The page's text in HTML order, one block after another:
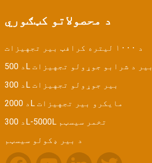
د محصولاتو کټګوري
د ۱۰۰۰ لیتره کرافټ بیر تجهیزات
د 500L بیر د شرابو جوړولو تجهیزات
د 300L بیر جوړولو تجهیزات
د 2000L مایکرو بیر تجهیزات
د 300L-5000L تخمر سیسټم
د بیر ډکولو سیسټم